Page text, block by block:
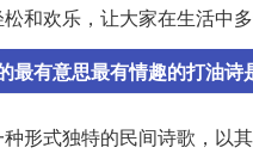
和欢乐，让大家在生活中多
最有意思最有情趣的打油诗
形式独特的民间诗歌，以